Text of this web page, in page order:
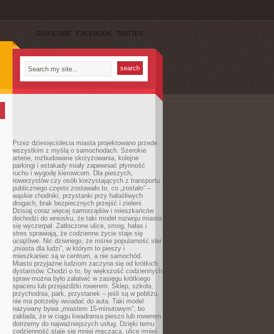
SUBSCRIBE FACEBOOK TWITTER
Przez dziesięciolecia miasta projektowano przede
wszystkim z myślą o samochodach. Szerokie
arterie, rozbudowane skrzyżowania, kolejne
parkingi i estakady miały zapewniać płynność
ruchu i wygodę kierowcom. Dla pieszych,
rowerzystów czy osób korzystających z transportu
publicznego często zostawało to, co „zostało” –
wąskie chodniki, przystanki przy hałaśliwych
drogach, brak bezpiecznych przejść i zieleni.
Dzisiaj coraz więcej samorządów i mieszkańców
dochodzi do wniosku, że taki model rozwoju miasta
się wyczerpał. Zatłoczone ulice, smog, hałas i
stres sprawiają, że codzienne życie staje się
uciążliwe. Nic dziwnego, że rośnie popularność idei
„miasta dla ludzi”, w którym to pieszy i
mieszkaniec są w centrum, a nie samochód.
Miasto przyjazne ludziom zaczyna się od krótkich
dystansów. Chodzi o to, by większość codziennych
spraw można było załatwić w zasięgu krótkiego
spaceru lub przejażdżki rowerem. Sklep, szkoła,
przychodnia, park, przystanek – jeśli są w pobliżu,
nie ma potrzeby wsiadać do auta. Taki model
nazywany bywa „miastem 15-minutowym”, bo
zakłada, że w ciągu kwadransa pieszo lub rowerem
dotrzemy do najważniejszych usług. Dzięki temu
codzienność staje się mniej męcząca, ulice mniej